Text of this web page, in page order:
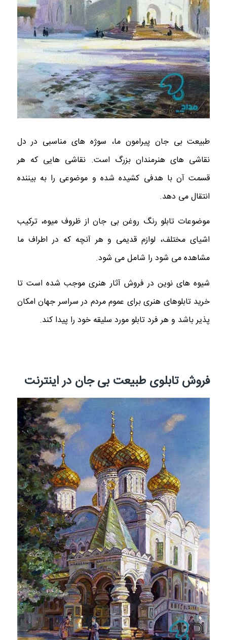
طبیعت بی جان پیرامون ما، سوژه های مناسبی در دل
نقاشی های هنرمندان بزرگ است. نقاشی هایی که هر
قسمت آن با هدفی کشیده شده و موضوعی را به بیننده
انتقال می دهد.
موضوعات تابلو رنگ روغن بی جان از ظروف میوه، ترکیب
اشیای مختلف، لوازم قدیمی و هر آنچه که در اطراف ما
مشاهده می شود را شامل می شود.
شیوه های نوین در فروش آثار هنری موجب شده است تا
خرید تابلوهای هنری برای عموم مردم در سراسر جهان امکان
پذیر باشد و هر فرد تابلو مورد سلیقه خود را پیدا کند.
فروش تابلوی طبیعت بی جان در اینترنت